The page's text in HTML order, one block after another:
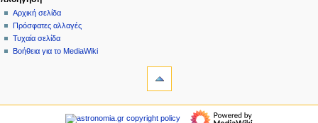
ε
ν
ο
ο
αρχείο
συζήτηση
ανάγνωση
προβολή
δημιουργία
λογαριασμού
σύνδεση
Αρχική σελίδα
Πρόσφατες αλλαγές
Τυχαία σελίδα
Βοήθεια για το MediaWiki
πλοήγηση